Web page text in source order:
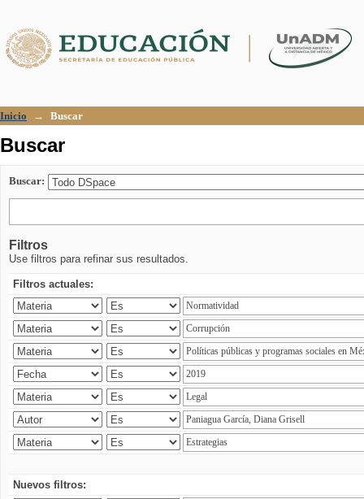
Inicio → Buscar
Buscar
Buscar:
Filtros
Use filtros para refinar sus resultados.
Filtros actuales:
Nuevos filtros: